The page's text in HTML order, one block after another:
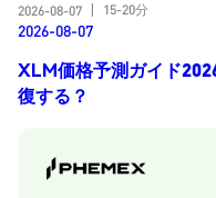
2026-08-07
15-20分
2026-08-07
XLM価格予測ガイド
復する？